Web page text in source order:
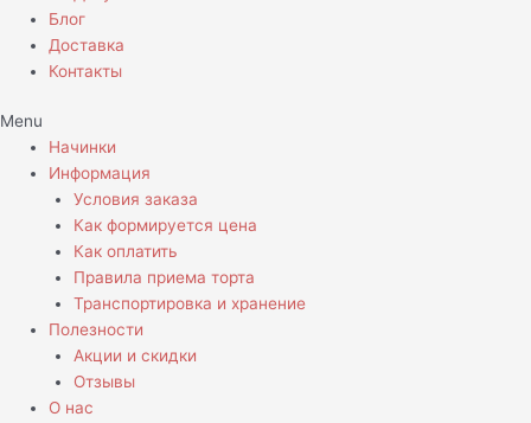
Блог
Доставка
Контакты
Menu
Начинки
Информация
Условия заказа
Как формируется цена
Как оплатить
Правила приема торта
Транспортировка и хранение
Полезности
Акции и скидки
Отзывы
О нас